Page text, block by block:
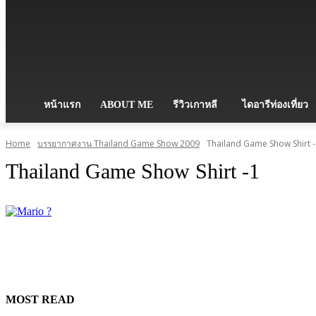
หน้าแรก ABOUT ME รีวิวเกาหลี ไดอารีท่องเที่ยว
Home บรรยากาศงาน Thailand Game Show 2009 Thailand Game Show Shirt -
Thailand Game Show Shirt -1
MOST READ